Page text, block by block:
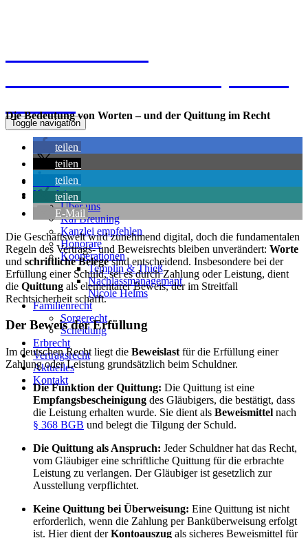
Toggle navigation
Home
Kanzlei
Über uns
Kai Breuning
Kanzlei empfehlen
Honorare
Kooperationen
Templin & Thieß
Nachlassmanagemant
Nicole Helms
Familienrecht
Sorgerecht
Scheidung
Erbrecht
Vertragsrecht
Aktuelles
Kontakt
Die Bedeutung von Worten – und der Quittung im Recht
teilen
teilen
teilen
teilen
E-Mail
Die Geschäftswelt wird zunehmend digital, doch die fundamentalen
Regeln des Vertrags- und Beweisrechts bleiben unverändert: Worte
und schriftliche Belegesind entscheidend. Insbesondere bei der
Erfüllung einer Schuld, sei es durch Zahlung oder Leistung, dient
die Quittung als elementarer Beweis, der im Streitfall
Rechtsicherheit schafft.
Der Beweis der Erfüllung
Im deutschen Recht liegt die Beweislast für die Erfüllung einer
Zahlung oder Leistung grundsätzlich beim Schuldner.
Die Funktion der Quittung: Die Quittung ist eine
Empfangsbescheinigung des Gläubigers, die bestätigt, dass
die Leistung erhalten wurde. Sie dient als Beweismittel nach
§ 368 BGB und belegt die Tilgung der Schuld.
Die Quittung als Anspruch: Jeder Schuldner hat das Recht,
vom Gläubiger eine schriftliche Quittung für die erbrachte
Leistung zu verlangen. Der Gläubiger ist gesetzlich zur
Ausstellung verpflichtet.
Keine Quittung bei Überweisung: Eine Quittung ist nicht
erforderlich, wenn die Zahlung per Banküberweisung erfolgt
ist. Hier dient derKontoauszug als sicheres Beweismittel für